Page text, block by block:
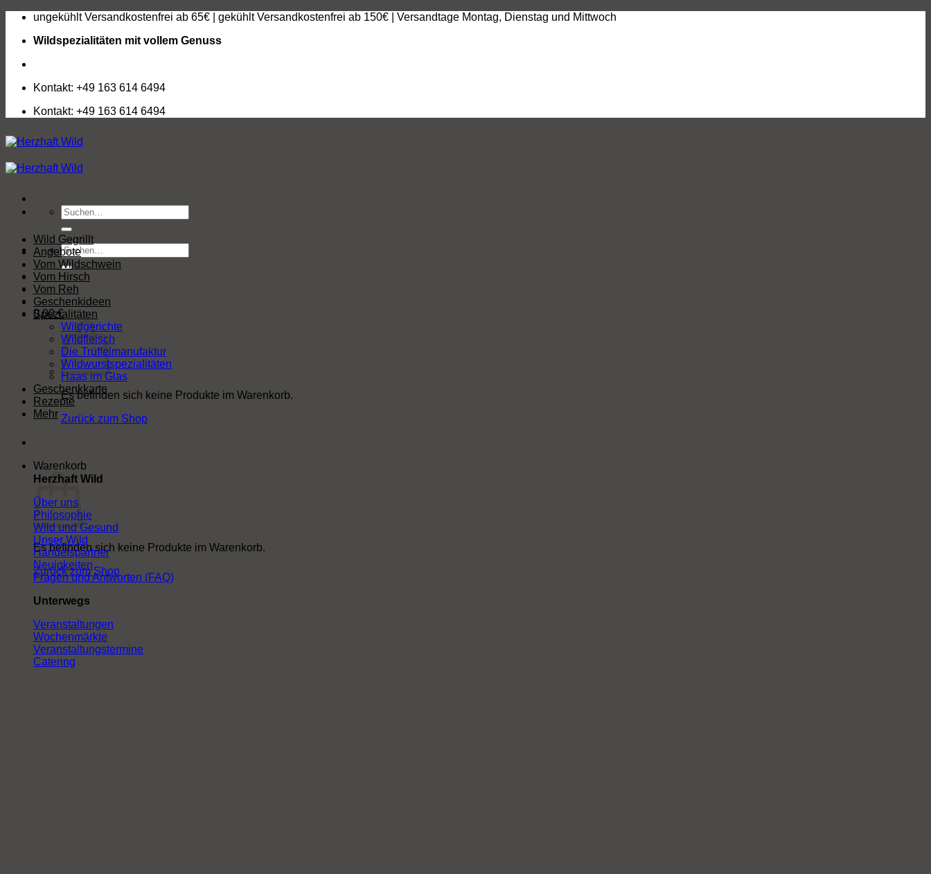
Zum
springen
ungekühlt Versandkostenfrei ab 65€ | gekühlt Versandkostenfrei ab 150€ | Versandtage Montag, Dienstag und Mittwoch
Wildspezialitäten mit vollem Genuss
Kontakt: +49 163 614 6494
Kontakt: +49 163 614 6494
Suchen
nach:
Suchen
nach:
0,00€
Es befinden sich keine Produkte im Warenkorb.
Zurück zum Shop
Warenkorb
Es befinden sich keine Produkte im Warenkorb.
Zurück zum Shop
Wild Gegrillt
Angebote
Vom Wildschwein
Vom Hirsch
Vom Reh
Geschenkideen
Spezialitäten
Wildgerichte
Wildfleisch
Die Trüffelmanufaktur
Wildwurstspezialitäten
Haas im Glas
Geschenkkarte
Rezepte
Mehr
Herzhaft Wild
Über uns
Philosophie
Wild und Gesund
Unser Wild
Handelspartner
Neuigkeiten
Fragen und Antworten (FAQ)
Unterwegs
Veranstaltungen
Wochenmärkte
Veranstaltungstermine
Catering